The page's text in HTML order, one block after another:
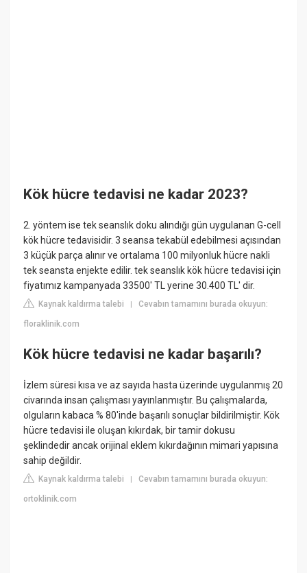
Kök hücre tedavisi ne kadar 2023?
2. yöntem ise tek seanslık doku alındığı gün uygulanan G-cell
kök hücre tedavisidir. 3 seansa tekabül edebilmesi açısından
3 küçük parça alınır ve ortalama 100 milyonluk hücre nakli
tek seansta enjekte edilir. tek seanslık kök hücre tedavisi için
fiyatımız kampanyada 33500′ TL yerine 30.400 TL' dir.
Kaynak kaldırma talebi |Cevabın tamamını burada okuyun:
floraklinik.com
Kök hücre tedavisi ne kadar başarılı?
İzlem süresi kısa ve az sayıda hasta üzerinde uygulanmış 20
civarında insan çalışması yayınlanmıştır. Bu çalışmalarda,
olguların kabaca % 80'inde başarılı sonuçlar bildirilmiştir. Kök
hücre tedavisi ile oluşan kıkırdak, bir tamir dokusu
şeklindedir ancak orijinal eklem kıkırdağının mimari yapısına
sahip değildir.
Kaynak kaldırma talebi |Cevabın tamamını burada okuyun:
ortoklinik.com